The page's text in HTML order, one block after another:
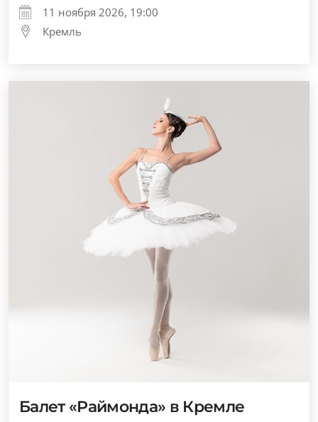
11 ноября 2026, 19:00
Кремль
Балет «Раймонда» в Кремле